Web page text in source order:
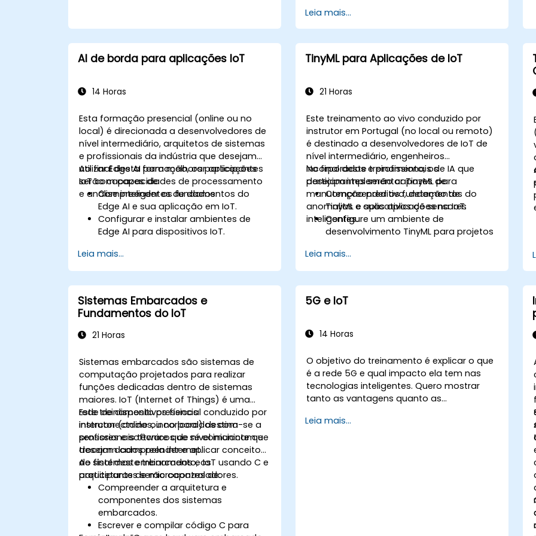
Leia mais...
AI de borda para aplicações IoT
14 Horas
Esta formação presencial (online ou no
local) é direcionada a desenvolvedores de
nível intermediário, arquitetos de sistemas
e profissionais da indústria que desejam
utilizar Edge AI para melhorar aplicações
IoT com capacidades de processamento
e análise inteligentes de dados.
Ao final desta formação, os participantes
serão capazes de:
Compreender os fundamentos do
Edge AI e sua aplicação em IoT.
Configurar e instalar ambientes de
Edge AI para dispositivos IoT.
em dispositivos de borda para
aplicações IoT.
dados em tempo real e tomada de
decisões em sistemas IoT.
Integrar Edge AI com diversos
protocolos e plataformas de IoT.
melhores práticas no uso do Edge AI
para IoT.
Leia mais...
TinyML para Aplicações de IoT
21 Horas
Este treinamento ao vivo conduzido por
instrutor em Portugal (no local ou remoto)
é destinado a desenvolvedores de IoT de
nível intermediário, engenheiros
incorporados e profissionais de IA que
desejam implementar TinyML para
manutenção preditiva, deteção de
anomalias e aplicativos de sensores
inteligentes.
No final deste treinamento, os
participantes serão capazes de:
Compreender os fundamentos do
TinyML e suas aplicações na IoT.
Configure um ambiente de
desenvolvimento TinyML para projetos
Desenvolver e implantar modelos ML
em microcontroladores de baixa
Implementar manutenção preditiva e
deteção de anomalias usando TinyML.
utilização eficiente da energia e da
Leia mais...
Sistemas Embarcados e
Fundamentos do IoT
21 Horas
Sistemas embarcados são sistemas de
computação projetados para realizar
funções dedicadas dentro de sistemas
maiores. IoT (Internet of Things) é uma
rede de dispositivos físicos
interconectados, incorporados com
sensores e software que se comunicam e
trocam dados pela internet.
Este treinamento presencial conduzido por
instrutor (online ou no local) destina-se a
profissionais técnicos de nível iniciante que
desejam compreender e aplicar conceitos
de sistemas embarcados e IoT usando C e
arquiteturas de microcontroladores.
Ao final deste treinamento, os
participantes serão capazes de:
Compreender a arquitetura e
componentes dos sistemas
embarcados.
Escrever e compilar código C para
5G e IoT
14 Horas
O objetivo do treinamento é explicar o que
é a rede 5G e qual impacto ela tem nas
tecnologias inteligentes. Quero mostrar
tanto as vantagens quanto as
tecnológicas (5G / IoT) e apresentar as
Leia mais...